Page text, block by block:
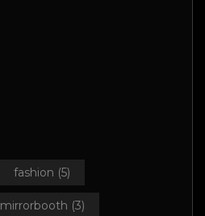
fashion (5)
mirrorbooth (3)